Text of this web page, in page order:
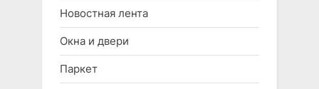
Новостная лента
Окна и двери
Паркет